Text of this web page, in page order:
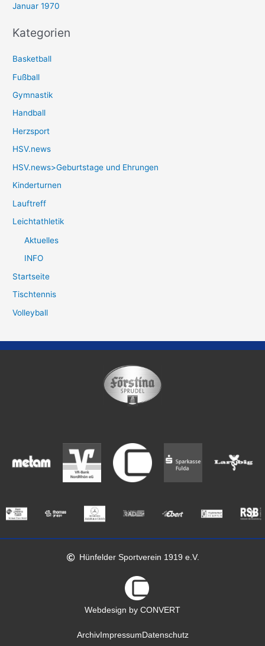
Januar 1970
Kategorien
Basketball
Fußball
Gymnastik
Handball
Herzsport
HSV.news
HSV.news>Geburtstage und Ehrungen
Kinderturnen
Lauftreff
Leichtathletik
Aktuelles
INFO
Startseite
Tischtennis
Volleyball
Hünfelder Sportverein 1919 e.V.
Webdesign by CONVERT
ArchivImpressum Datenschutz